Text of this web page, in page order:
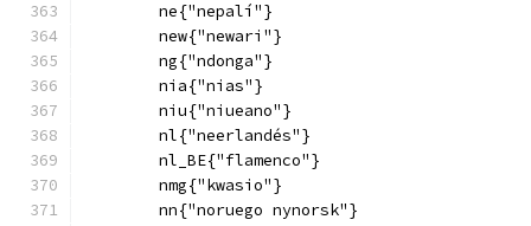
        ne{"nepalí"}
        new{"newari"}
        ng{"ndonga"}
        nia{"nias"}
        niu{"niueano"}
        nl{"neerlandés"}
        nl_BE{"flamenco"}
        nmg{"kwasio"}
        nn{"noruego nynorsk"}